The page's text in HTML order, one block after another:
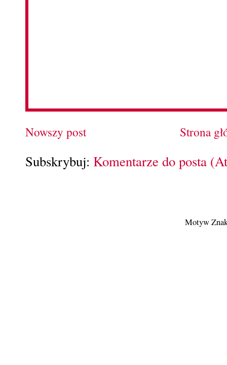
Nowszy post Strona
Subskrybuj: Komentarze do posta
Motyw